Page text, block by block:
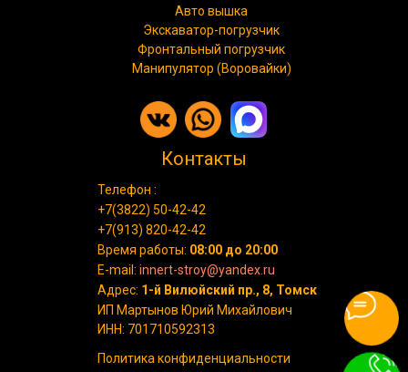
Контакты
Авто вышка
Экскаватор-погрузчик
Фронтальный погрузчик
Манипулятор (Воровайки)
Политика конфиденциальности
ИП Мартынов Юрий Михайлович
ИНН: 701710592313
+7(3822) 50-42-42
Телефон :
+7(913) 820-42-42
Время работы: 08:00 до 20:00
E-mail: innert-stroy@yandex.ru
Адрес: 1-й Вилюйский пр., 8, Томск